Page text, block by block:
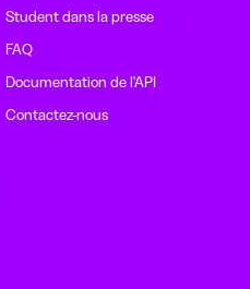
Student dans la presse
FAQ
Documentation de l'API
Contactez-nous